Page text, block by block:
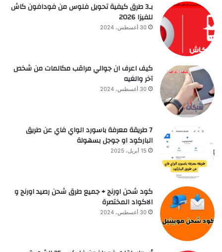
بـ3 طرق كيفية تحويل فلوس من فودافون كاش
للفيزا 2026
30 أغسطس، 2024
كيف اعرف ان جوالي مراقب مكالمات من شخص
آخر والغيه
30 أغسطس، 2024
7 طريقة معرفة باسورد الواي فاي عن طريق
الباركود او جوجل بسهولة
15 أبريل، 2025
كود شحن اورنج + جميع طرق شحن رصيد اورنج و
الاكواد المختصرة
30 أغسطس، 2024